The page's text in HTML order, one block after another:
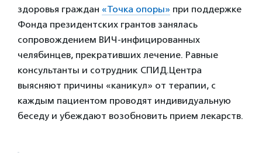
здоровья граждан «Точка опоры» при поддержке
Фонда президентских грантов занялась
сопровождением ВИЧ-инфицированных
челябинцев, прекративших лечение. Равные
консультанты и сотрудник СПИД.Центра
выясняют причины «каникул» от терапии, с
каждым пациентом проводят индивидуальную
беседу и убеждают возобновить прием лекарств.